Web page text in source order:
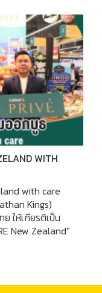
WITH
with care
Kings)
ย ให้เกียรติเป็น
New Zealand"